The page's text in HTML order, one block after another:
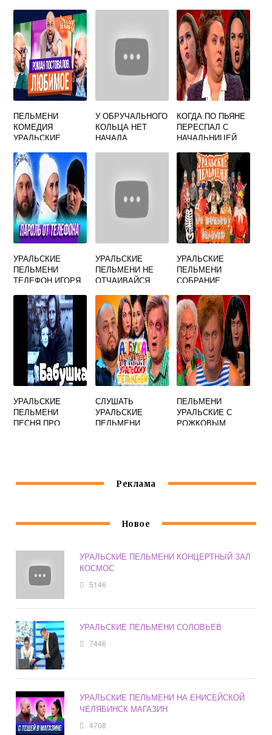
ПЕЛЬМЕНИ
КОМЕДИЯ
УРАЛЬСКИЕ
У ОБРУЧАЛЬНОГО
КОЛЬЦА НЕТ
НАЧАЛА
КОГДА ПО ПЬЯНЕ
ПЕРЕСПАЛ С
НАЧАЛЬНИЦЕЙ
ПЕЛЬМЕНИ
УРАЛЬСКИЕ
ПЕЛЬМЕНИ
ТЕЛЕФОН ИГОРЯ
УРАЛЬСКИЕ
ПЕЛЬМЕНИ НЕ
ОТЧАИВАЙСЯ
УРАЛЬСКИЕ
ПЕЛЬМЕНИ
СОБРАНИЕ
УРАЛЬСКИЕ
ПЕЛЬМЕНИ
ПЕСНЯ ПРО
СЛУШАТЬ
УРАЛЬСКИЕ
ПЕЛЬМЕНИ
ПЕЛЬМЕНИ
УРАЛЬСКИЕ С
РОЖКОВЫМ
Реклама
Новое
УРАЛЬСКИЕ ПЕЛЬМЕНИ КОНЦЕРТНЫЙ ЗАЛ
КОСМОС
5146
УРАЛЬСКИЕ ПЕЛЬМЕНИ СОЛОВЬЕВ
7446
УРАЛЬСКИЕ ПЕЛЬМЕНИ НА ЕНИСЕЙСКОЙ
ЧЕЛЯБИНСК МАГАЗИН
4708